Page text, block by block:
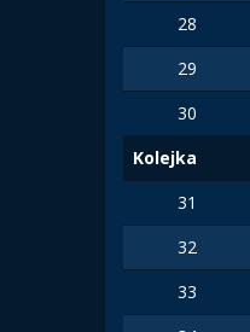
28
29
30
Kolejka
31
32
33